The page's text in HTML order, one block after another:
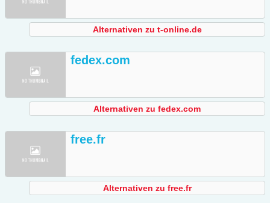
Alternativen zu t-online.de
fedex.com
Alternativen zu fedex.com
free.fr
Alternativen zu free.fr